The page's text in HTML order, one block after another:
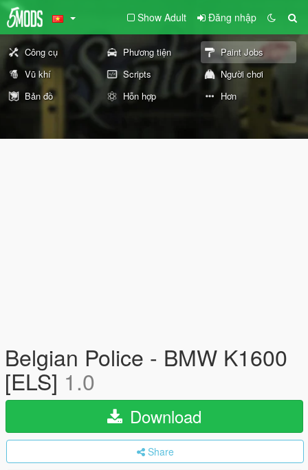
Show Adult Đăng nhập
Công cụ Phương tiện
Paint Jobs
Vũ khí
Scripts
Người chơi
Bản đồ
Hỗn hợp Hơn
Belgian Police - BMW K1600
[ELS] 1.0
Download
Share